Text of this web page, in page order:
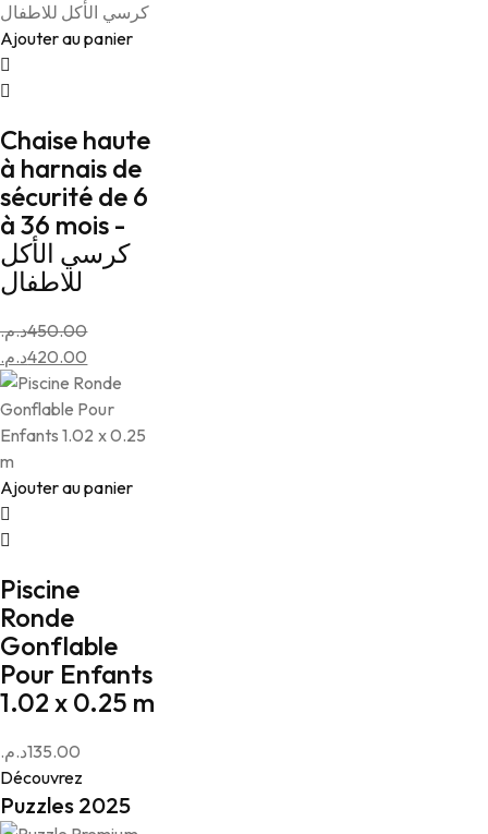
Ajouter au panier
Chaise haute
à harnais de
sécurité de 6
à 36 mois -
كرسي الأكل
للاطفال
450.00د.م.
Le
prix
initial
était :
420.00د.م.
Le
prix
actuel
est :
420.00د.م..
Ajouter au panier
Piscine
Ronde
Gonflable
Pour Enfants
1.02 x 0.25 m
135.00د.م.
Découvrez
Puzzles 2025